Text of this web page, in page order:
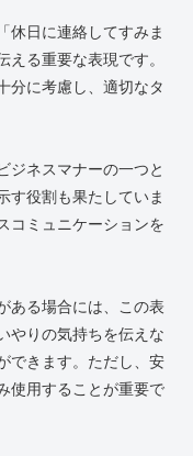
休日に連絡してすみま
る重要な表現です。
分に考慮し、適切なタ
ジネスマナーの一つと
す役割も果たしていま
コミュニケーションを
ある場合には、この表
やりの気持ちを伝えな
できます。ただし、安
使用することが重要で